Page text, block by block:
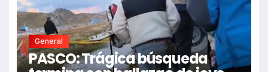
General
PASCO: Trágica búsqueda